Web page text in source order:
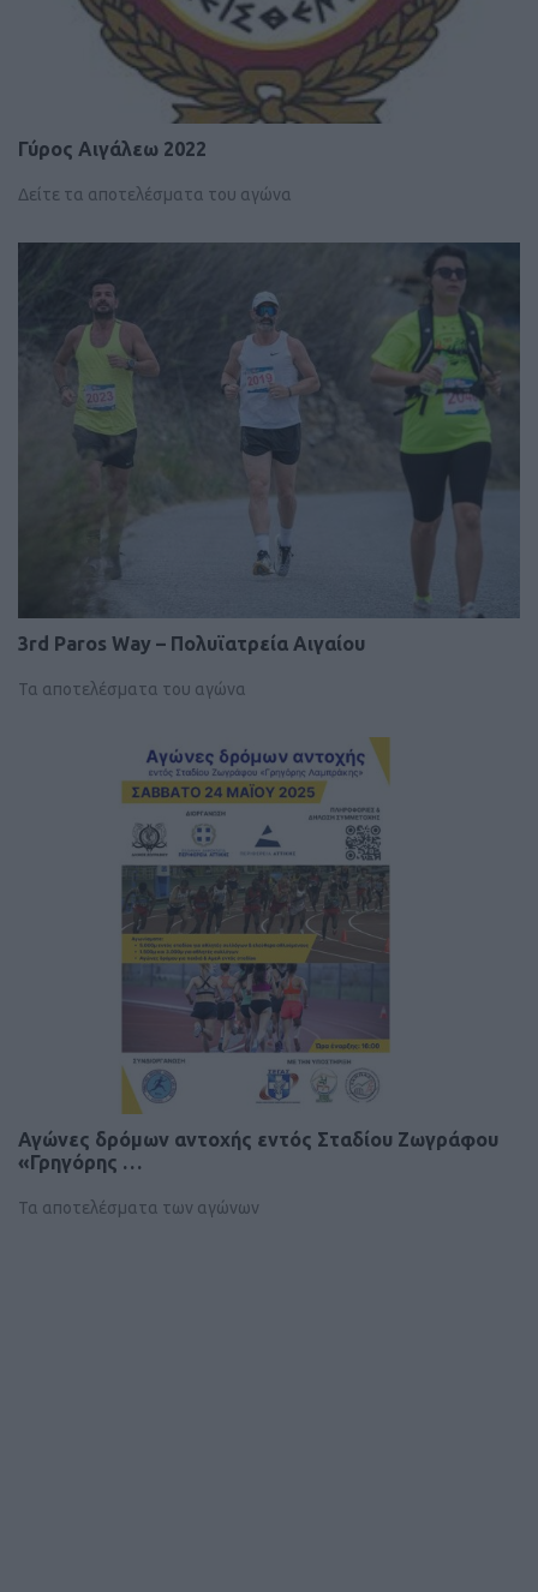
Γύρος Αιγάλεω 2022
Δείτε τα αποτελέσματα του αγώνα
3rd Paros Way – Πολυϊατρεία Αιγαίου
Τα αποτελέσματα του αγώνα
Αγώνες δρόμων αντοχής εντός Σταδίου Ζωγράφου
«Γρηγόρης …
Τα αποτελέσματα των αγώνων